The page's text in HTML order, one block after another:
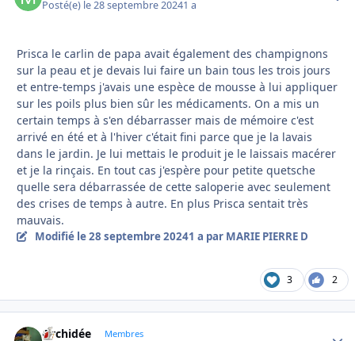
Posté(e) le 28 septembre 20241 a
Prisca le carlin de papa avait également des champignons
sur la peau et je devais lui faire un bain tous les trois jours
et entre-temps j'avais une espèce de mousse à lui appliquer
sur les poils plus bien sûr les médicaments. On a mis un
certain temps à s'en débarrasser mais de mémoire c'est
arrivé en été et à l'hiver c'était fini parce que je la lavais
dans le jardin. Je lui mettais le produit je le laissais macérer
et je la rinçais. En tout cas j'espère pour petite quetsche
quelle sera débarrassée de cette saloperie avec seulement
des crises de temps à autre. En plus Prisca sentait très
mauvais.
Modifié le 28 septembre 20241 a par MARIE PIERRE D
3 2
Orchidée Membres